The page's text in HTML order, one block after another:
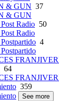
& GUN 37
& GUN
Radio 50
Radio
4
64
359
See more